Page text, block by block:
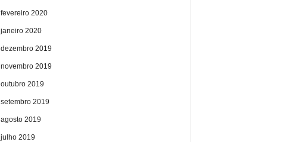
fevereiro 2020
janeiro 2020
dezembro 2019
novembro 2019
outubro 2019
setembro 2019
agosto 2019
julho 2019